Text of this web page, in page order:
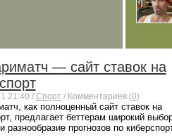
— сайт ставок на
21:40 / Спорт / Комментариев (0)
как полноценный сайт ставок на
предлагает беттерам широкий
разнообразие прогнозов по